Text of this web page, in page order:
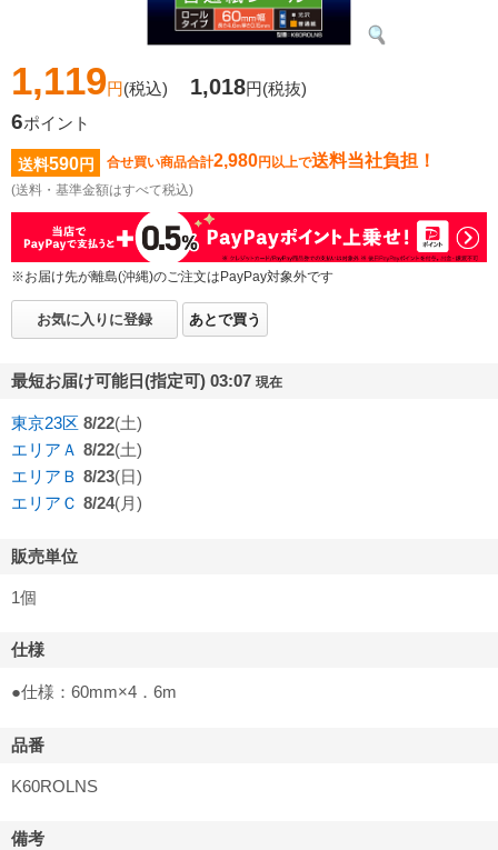
1,119円(税込) 1,018円(税抜)
6ポイント
送料590円 合せ買い商品合計2,980円以上で送料当社負担！
(送料・基準金額はすべて税込)
※お届け先が離島(沖縄)のご注文はPayPay対象外です
お気に入りに登録 あとで買う
最短お届け可能日(指定可) 03:07 現在
東京23区 8/22(土)
エリアＡ 8/22(土)
エリアＢ 8/23(日)
エリアＣ 8/24(月)
販売単位
1個
仕様
●仕様：60mm×4．6m
品番
K60ROLNS
備考